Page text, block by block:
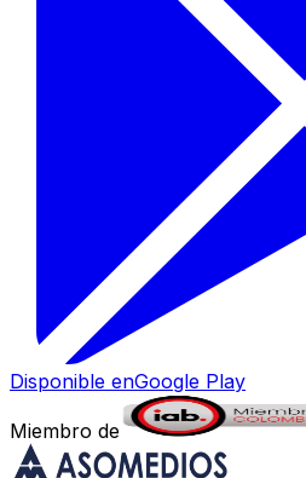
Disponible enGoogle Play
Miembro de